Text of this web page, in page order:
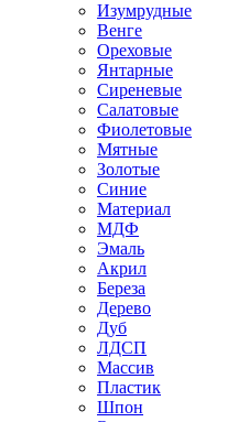
Изумрудные
Венге
Ореховые
Янтарные
Сиреневые
Салатовые
Фиолетовые
Мятные
Золотые
Синие
Материал
МДФ
Эмаль
Акрил
Береза
Дерево
Дуб
ЛДСП
Массив
Пластик
Шпон